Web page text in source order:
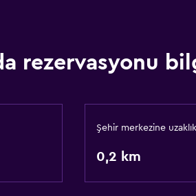
Banyo
Tuvalet kağıdı
rezervasyonu
Şehir merkezine uzaklık
0,2 km